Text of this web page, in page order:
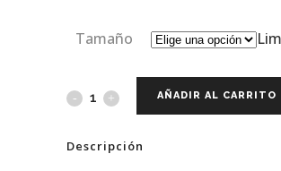
Tamaño
AÑADIR AL CARRITO
Descripción